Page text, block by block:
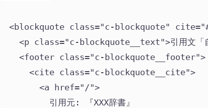
<blockquote class="c-blockquote" cite="
<p class="c-blockquote__text">引用文「
<footer class="c-blockquote__footer">
<cite class="c-blockquote__cite">
<a
href=" /">
引用元: 『XXX辞書』